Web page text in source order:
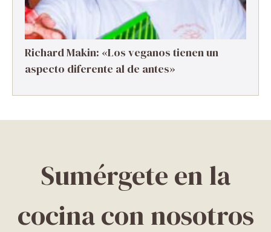
Richard Makin: «Los veganos tienen un
aspecto diferente al de antes»
Sumérgete en la
cocina con nosotros